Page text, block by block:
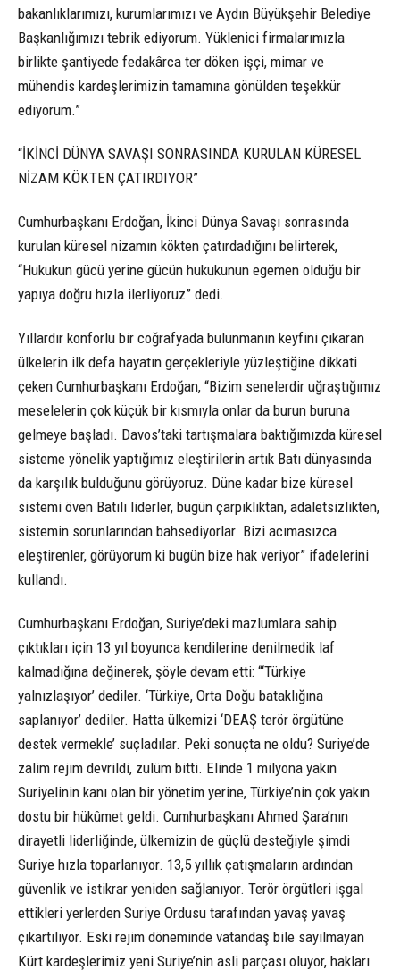
bakanlıklarımızı, kurumlarımızı ve Aydın Büyükşehir Belediye
Başkanlığımızı tebrik ediyorum. Yüklenici firmalarımızla
birlikte şantiyede fedakârca ter döken işçi, mimar ve
mühendis kardeşlerimizin tamamına gönülden teşekkür
ediyorum.”
“İKİNCİ DÜNYA SAVAŞI SONRASINDA KURULAN KÜRESEL
NİZAM KÖKTEN ÇATIRDIYOR”
Cumhurbaşkanı Erdoğan, İkinci Dünya Savaşı sonrasında
kurulan küresel nizamın kökten çatırdadığını belirterek,
“Hukukun gücü yerine gücün hukukunun egemen olduğu bir
yapıya doğru hızla ilerliyoruz” dedi.
Yıllardır konforlu bir coğrafyada bulunmanın keyfini çıkaran
ülkelerin ilk defa hayatın gerçekleriyle yüzleştiğine dikkati
çeken Cumhurbaşkanı Erdoğan, “Bizim senelerdir uğraştığımız
meselelerin çok küçük bir kısmıyla onlar da burun buruna
gelmeye başladı. Davos’taki tartışmalara baktığımızda küresel
sisteme yönelik yaptığımız eleştirilerin artık Batı dünyasında
da karşılık bulduğunu görüyoruz. Düne kadar bize küresel
sistemi öven Batılı liderler, bugün çarpıklıktan, adaletsizlikten,
sistemin sorunlarından bahsediyorlar. Bizi acımasızca
eleştirenler, görüyorum ki bugün bize hak veriyor” ifadelerini
kullandı.
Cumhurbaşkanı Erdoğan, Suriye’deki mazlumlara sahip
çıktıkları için 13 yıl boyunca kendilerine denilmedik laf
kalmadığına değinerek, şöyle devam etti: “‘Türkiye
yalnızlaşıyor’ dediler. ‘Türkiye, Orta Doğu bataklığına
saplanıyor’ dediler. Hatta ülkemizi ‘DEAŞ terör örgütüne
destek vermekle’ suçladılar. Peki sonuçta ne oldu? Suriye’de
zalim rejim devrildi, zulüm bitti. Elinde 1 milyona yakın
Suriyelinin kanı olan bir yönetim yerine, Türkiye’nin çok yakın
dostu bir hükûmet geldi. Cumhurbaşkanı Ahmed Şara’nın
dirayetli liderliğinde, ülkemizin de güçlü desteğiyle şimdi
Suriye hızla toparlanıyor. 13,5 yıllık çatışmaların ardından
güvenlik ve istikrar yeniden sağlanıyor. Terör örgütleri işgal
ettikleri yerlerden Suriye Ordusu tarafından yavaş yavaş
çıkartılıyor. Eski rejim döneminde vatandaş bile sayılmayan
Kürt kardeşlerimiz yeni Suriye’nin asli parçası oluyor, hakları